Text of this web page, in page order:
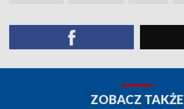
ZOBACZ TAKŻE